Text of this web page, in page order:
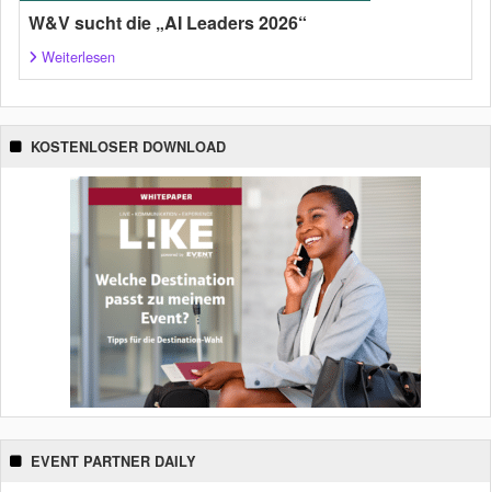
W&V sucht die „AI Leaders 2026“
Weiterlesen
KOSTENLOSER DOWNLOAD
EVENT PARTNER DAILY